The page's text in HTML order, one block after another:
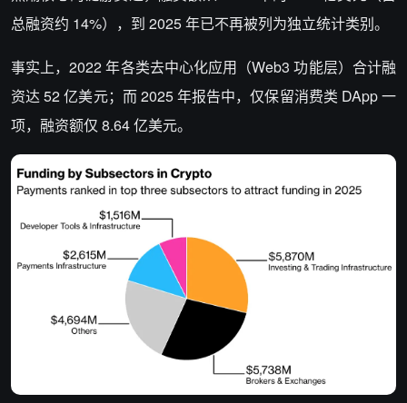
总融资约 14%），到 2025 年已不再被列为独立统计类别。
事实上，2022 年各类去中心化应用（Web3 功能层）合计融
资达 52 亿美元；而 2025 年报告中，仅保留消费类 DApp 一
项，融资额仅 8.64 亿美元。